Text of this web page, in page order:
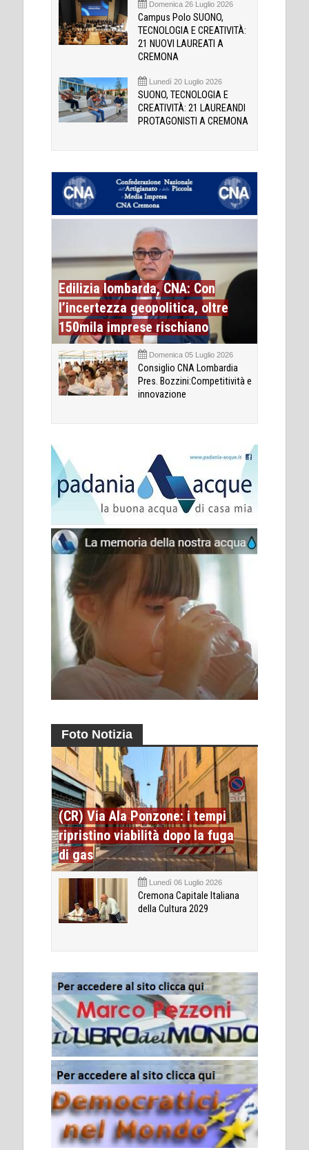
Domenica 26 Luglio 2026
Campus Polo SUONO,
TECNOLOGIA E CREATIVITÀ:
21 NUOVI LAUREATI A
CREMONA
Lunedì 20 Luglio 2026
SUONO, TECNOLOGIA E
CREATIVITÀ: 21 LAUREANDI
PROTAGONISTI A CREMONA
Edilizia lombarda, CNA: Con
l’incertezza geopolitica, oltre
150mila imprese rischiano
Domenica 05 Luglio 2026
Consiglio CNA Lombardia
Pres. Bozzini:Competitività e
innovazione
Foto Notizia
(CR) Via Ala Ponzone: i tempi
ripristino viabilità dopo la fuga
di gas
Lunedì 06 Luglio 2026
Cremona Capitale Italiana
della Cultura 2029